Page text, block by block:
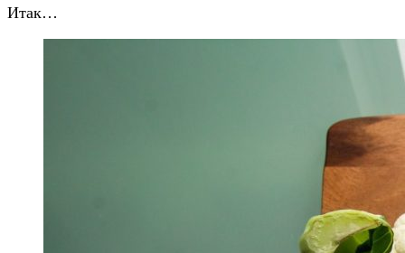
Итак…